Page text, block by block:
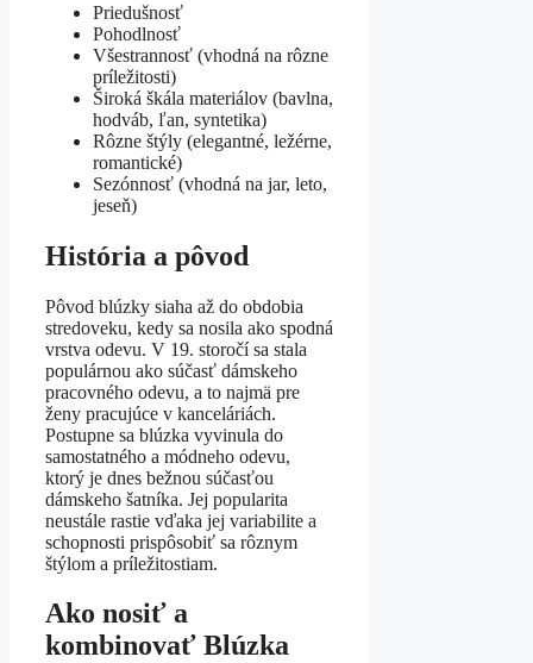
Priedušnosť
Pohodlnosť
Všestrannosť (vhodná na rôzne
príležitosti)
Široká škála materiálov (bavlna,
hodváb, ľan, syntetika)
Rôzne štýly (elegantné, ležérne,
romantické)
Sezónnosť (vhodná na jar, leto,
jeseň)
História a pôvod
Pôvod blúzky siaha až do obdobia
stredoveku, kedy sa nosila ako spodná
vrstva odevu. V 19. storočí sa stala
populárnou ako súčasť dámskeho
pracovného odevu, a to najmä pre
ženy pracujúce v kanceláriách.
Postupne sa blúzka vyvinula do
samostatného a módneho odevu,
ktorý je dnes bežnou súčasťou
dámskeho šatníka. Jej popularita
neustále rastie vďaka jej variabilite a
schopnosti prispôsobiť sa rôznym
štýlom a príležitostiam.
Ako nosiť a
kombinovať Blúzka